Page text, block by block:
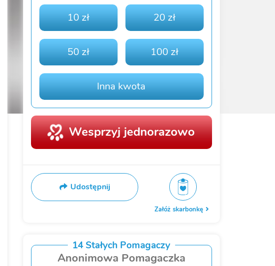
10 zł 20 zł
50 zł 100 zł
Inna kwota
Wesprzyj jednorazowo
Udostępnij
Załóż skarbonkę
14 Stałych Pomagaczy
Anonimowa Pomagaczka